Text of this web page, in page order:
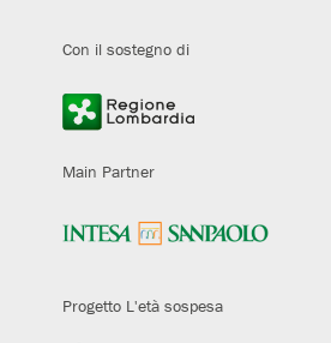
Con il sostegno di
Main Partner
Progetto L'età sospesa